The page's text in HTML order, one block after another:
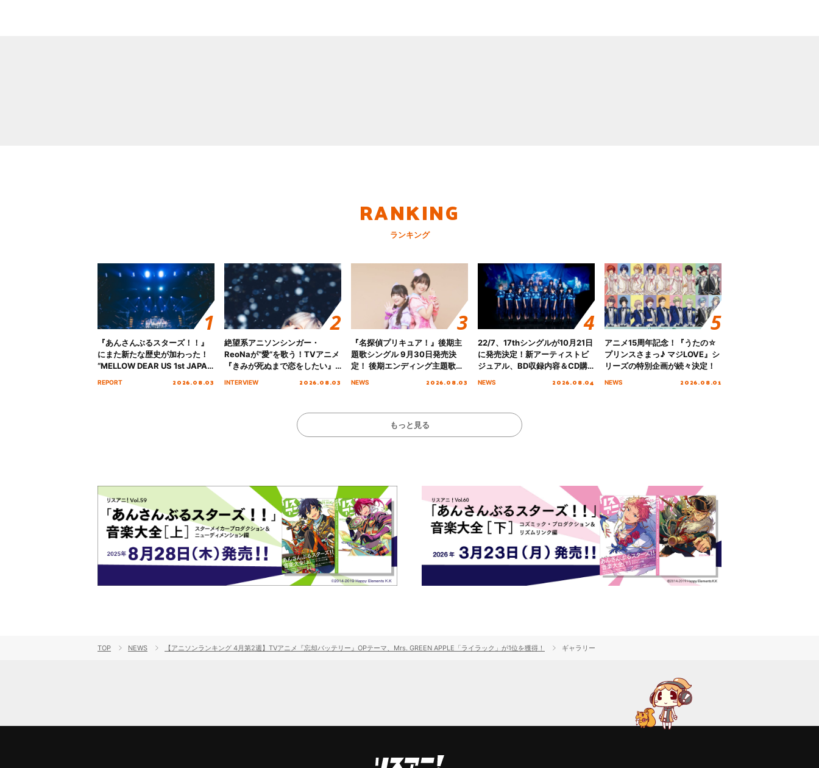
RANKING
ランキング
『あんさんぶるスターズ！！』
にまた新たな歴史が加わった！
“MELLOW DEAR US 1st JAPAN
REPORT 2026.08.03
絶望系アニソンシンガー・
ReoNaが“愛”を歌う！TVアニメ
『きみが死ぬまで恋をしたい』
INTERVIEW 2026.08.03
『名探偵プリキュア！』後期主
題歌シングル 9月30日発売決
定！ 後期エンディング主題歌
NEWS 2026.08.03
22/7、17thシングルが10月21日
に発売決定！新アーティストビ
ジュアル、BD収録内容＆CD購
NEWS 2026.08.04
アニメ15周年記念！『うたの☆
プリンスさまっ♪ マジLOVE』シ
リーズの特別企画が続々決定！
NEWS 2026.08.01
もっと見る
TOP NEWS 【アニソンランキング 4月第2週】TVアニメ『忘却バッテリー』OPテーマ、Mrs. GREEN APPLE「ライラック」が1位を獲得！ ギャラリー